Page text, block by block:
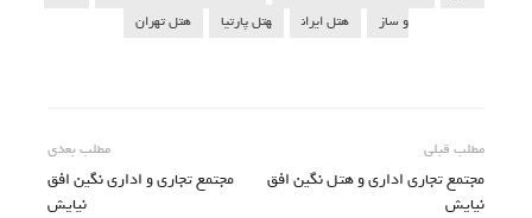
و ساز
هتل ایران هتل پارتیا هتل تهران
مطلب قبلی
مجتمع تجاری اداری و هتل نگین افق
نیایش
مطلب بعدی
مجتمع تجاری و اداری نگین افق
نیایش